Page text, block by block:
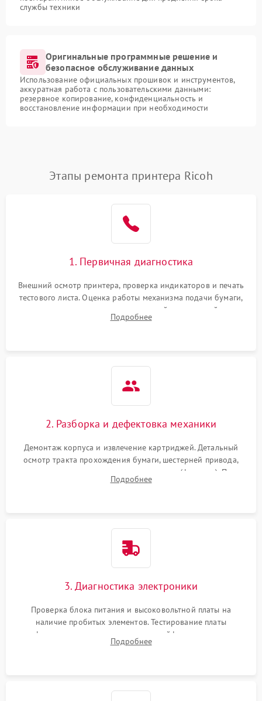
службы техники
Оригинальные программные решение и
безопасное обслуживание данных
Использование официальных прошивок и инструментов,
аккуратная работа с пользовательскими данными:
резервное копирование, конфиденциальность и
восстановление информации при необходимости
Этапы ремонта принтера Ricoh
1. Первичная диагностика
Внешний осмотр принтера, проверка индикаторов и печать
тестового листа. Оценка работы механизма подачи бумаги,
выявление посторонних шумов, замятий и первичный анализ
дефектов печати (полосы, фон, пробелы).
Подробнее
2. Разборка и дефектовка механики
Демонтаж корпуса и извлечение картриджей. Детальный
осмотр тракта прохождения бумаги, шестерней привода,
роликов захвата и узла термозакрепления (фьюзера). Поиск
физического износа и повреждений деталей.
Подробнее
3. Диагностика электроники
Проверка блока питания и высоковольтной платы на
наличие пробитых элементов. Тестирование платы
форматирования, целостности шлейфов, контактов
картриджа и оптопар (датчиков прохождения и наличия
Подробнее